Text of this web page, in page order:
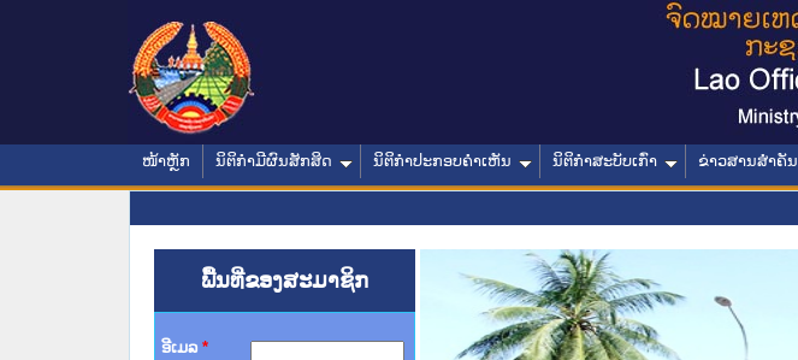
ໜ້າຫຼັກ ນິຕິກໍາມີຜົນສັກສິດ ນິຕິກໍາປະກອບຄໍາເຫັນ ນິຕິກໍາສະບັບເກົ່າ ຂ່າວສານສໍາຄັນ
ພື້ນທີ່ຂອງສະມາຊິກ
ອີເມລ *